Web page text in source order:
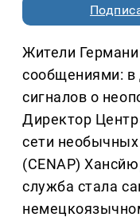
Жители
сообщениями: в
сигналов о
Директор
сети
(CENAP)
служба стала